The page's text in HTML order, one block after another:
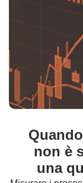
non è
una